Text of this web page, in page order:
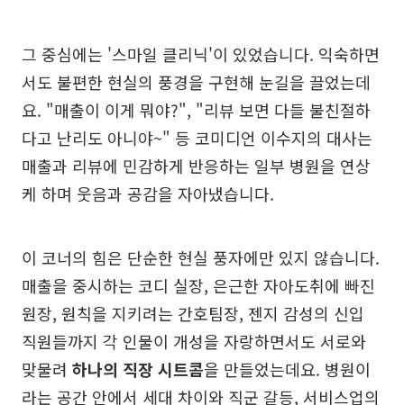
그 중심에는 '스마일 클리닉'이 있었습니다. 익숙하면
서도 불편한 현실의 풍경을 구현해 눈길을 끌었는데
요. "매출이 이게 뭐야?", "리뷰 보면 다들 불친절하
다고 난리도 아니야~" 등 코미디언 이수지의 대사는
매출과 리뷰에 민감하게 반응하는 일부 병원을 연상
케 하며 웃음과 공감을 자아냈습니다.
이 코너의 힘은 단순한 현실 풍자에만 있지 않습니다.
매출을 중시하는 코디 실장, 은근한 자아도취에 빠진
원장, 원칙을 지키려는 간호팀장, 젠지 감성의 신입
직원들까지 각 인물이 개성을 자랑하면서도 서로와
맞물려 하나의 직장 시트콤을 만들었는데요. 병원이
라는 공간 안에서 세대 차이와 직군 갈등, 서비스업의